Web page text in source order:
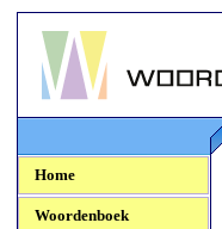
Woordenboek.NU
Home
Woordenboek